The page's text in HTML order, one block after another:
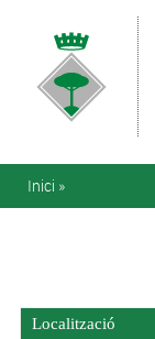
Esteu aquí
Inici »
Localització